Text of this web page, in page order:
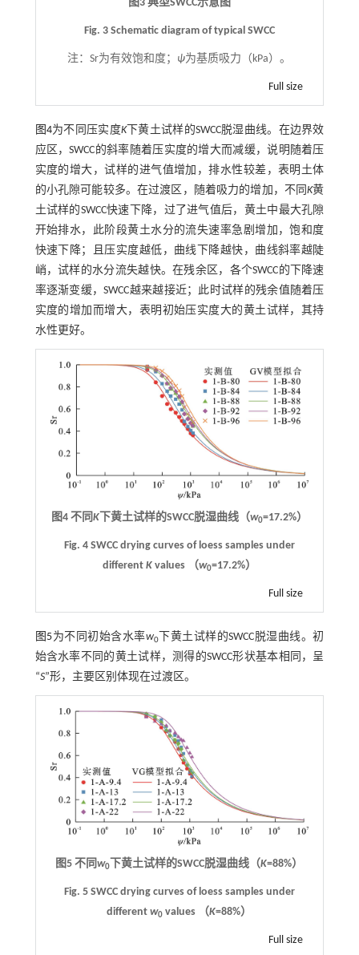
图3 典型SWCC示意图
Fig. 3 Schematic diagram of typical SWCC
注：Sr为有效饱和度； ψ为基质吸力（kPa）。
Full size
图4为不同压实度K下黄土试样的SWCC脱湿曲线。在边界效
应区，SWCC的斜率随着压实度的增大而减缓，说明随着压
实度的增大，试样的进气值增加，排水性较差，表明土体
的小孔隙可能较多。在过渡区，随着吸力的增加，不同K黄
土试样的SWCC快速下降，过了进气值后，黄土中最大孔隙
开始排水，此阶段黄土水分的流失速率急剧增加，饱和度
快速下降；且压实度越低，曲线下降越快，曲线斜率越陡
峭，试样的水分流失越快。在残余区，各个SWCC的下降速
率逐渐变缓，SWCC越来越接近；此时试样的残余值随着压
实度的增加而增大，表明初始压实度大的黄土试样，其持
水性更好。
图4 不同K下黄土试样的SWCC脱湿曲线（w0=17.2%）
Fig. 4 SWCC drying curves of loess samples under
different Kvalues （w0=17.2%）
Full size
图5为不同初始含水率w0下黄土试样的SWCC脱湿曲线。初
始含水率不同的黄土试样，测得的SWCC形状基本相同，呈
“S”形，主要区别体现在过渡区。
图5 不同w0 下黄土试样的SWCC脱湿曲线（K=88%）
Fig. 5 SWCC drying curves of loess samples under
differentw0 values （K=88%）
Full size